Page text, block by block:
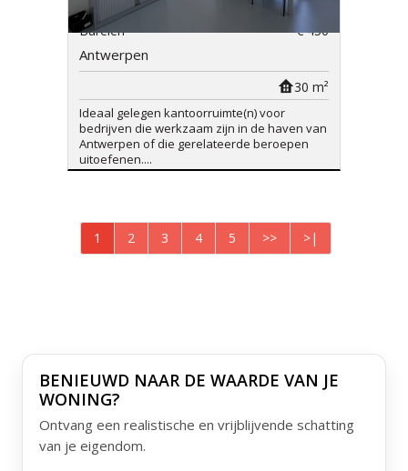
Burelen € 450
Antwerpen
30 m²
Ideaal gelegen kantoorruimte(n) voor
bedrijven die werkzaam zijn in de haven van
Antwerpen of die gerelateerde beroepen
uitoefenen....
1 2 3 4 5 >> >|
BENIEUWD NAAR DE WAARDE VAN JE
WONING?
Ontvang een realistische en vrijblijvende schatting
van je eigendom.